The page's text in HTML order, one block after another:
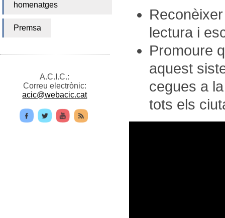
homenatges
Premsa
A.C.I.C.:
Correu electrònic:
acic@webacic.cat
lectura i
Promoure
aquest
cegues a
tots els